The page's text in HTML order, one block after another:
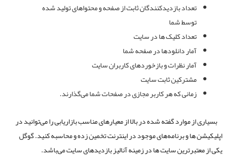
تعداد بازدیدکنندگان ثابت از صفحه و محتواهای تولید شده
توسط شما
تعداد کلیک ها در سایت
آمار دانلودها در صفحه شما
آمار نظرات و بازخوردهای کاربران سایت
مشترکین ثابت سایت
زمانی که هر کاربر مجازی در صفحات شما می‌گذارند.
بسیاری از موارد گفته شده در بالا از معیارهای مناسب بازاریابی را می‌توانید در
اپلیکیشن ها و برنامه‌های موجود در اینترنت تخمین زده و محاسبه کنید. گوگل
یکی از معتبرترین سایت ها در زمینه آنالیز بازدیدهای سایت می‌باشد.